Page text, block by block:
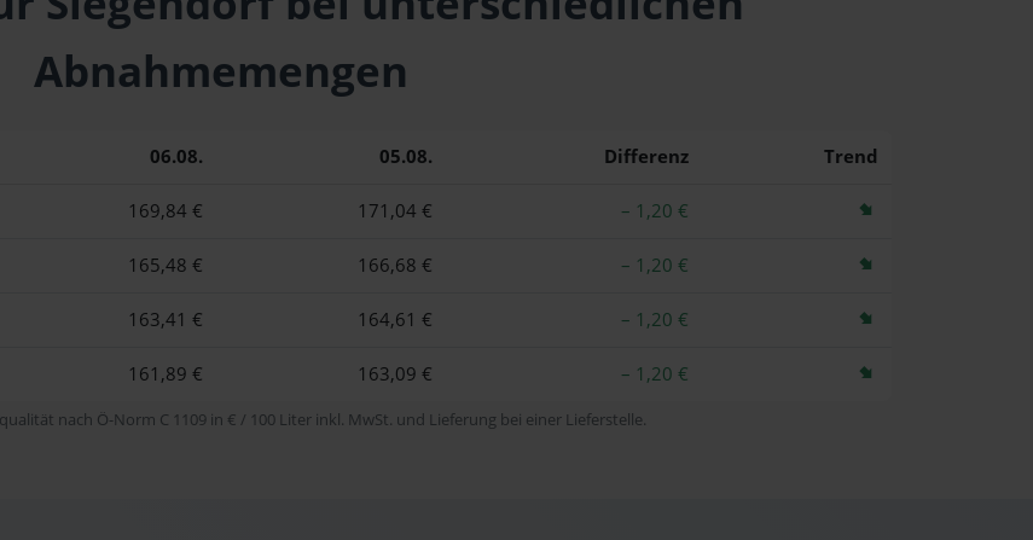
Abnahmemengen
06.08. 05.08. Differenz Trend
169,84 € 171,04 € – 1,20 €
165,48 € 166,68 € – 1,20 €
163,41 € 164,61 € – 1,20 €
161,89 € 163,09 € – 1,20 €
nach Ö-Norm C 1109 in € / 100 Liter inkl. MwSt. und Lieferung bei einer Lieferstelle.